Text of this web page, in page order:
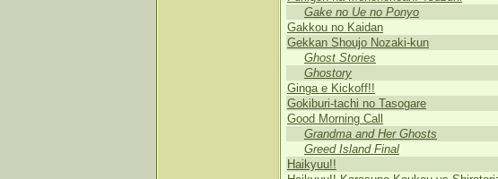
Gake no Ue no Ponyo
Gakkou no Kaidan
Gekkan Shoujo Nozaki-kun
Ghost Stories
Ghostory
Ginga e Kickoff!!
Gokiburi-tachi no Tasogare
Good Morning Call
Grandma and Her Ghosts
Greed Island Final
Haikyuu!!